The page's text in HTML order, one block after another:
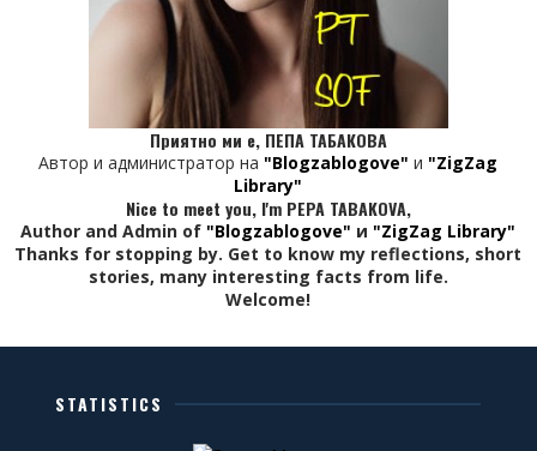
Приятно ми е, ПЕПА ТАБАКОВА
Автор и администратор на "Blogzablogove" и "ZigZag
Library"
Nice to meet you, I'm PEPA TABAKOVA,
Author and Admin of "Blogzablogove" и "ZigZag Library"
Thanks for stopping by. Get to know my reflections, short
stories, many interesting facts from life.
Welcome!
STATISTICS